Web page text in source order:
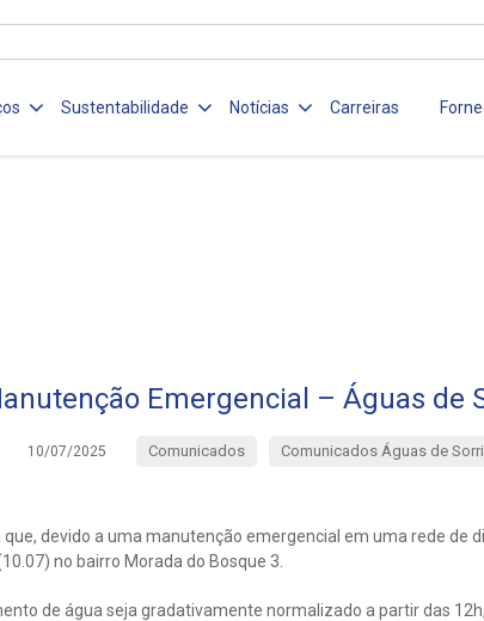
Sustentabilidade Notícias Carreiras
Emergencial – Águas de
10/07/2025 Comunicados Comunicados Águas de
devido a uma manutenção emergencial em uma rede de
no bairro Morada do Bosque 3.
de água seja gradativamente normalizado a partir das